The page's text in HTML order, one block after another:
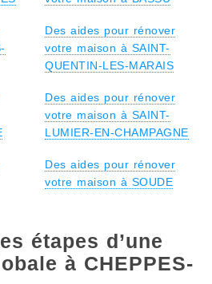
Des aides pour rénover
votre maison à SAINT-
QUENTIN-LES-MARAIS
Des aides pour rénover
votre maison à SAINT-
LUMIER-EN-CHAMPAGNE
Des aides pour rénover
votre maison à SOUDE
étapes d’une
à CHEPPES-